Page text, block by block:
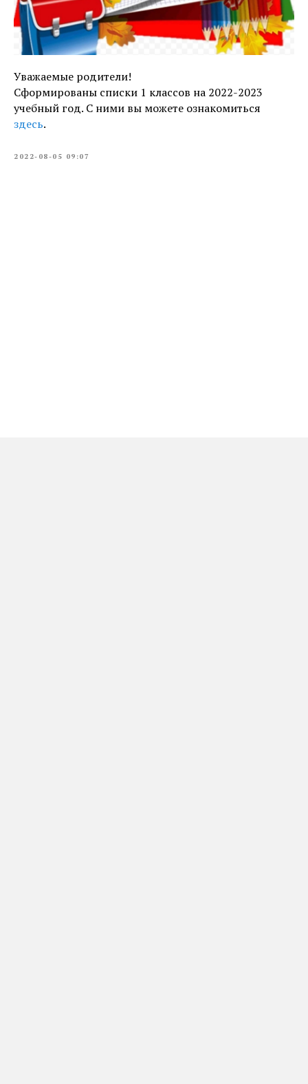
Уважаемые родители!
Сформированы списки 1 классов на 2022-2023
учебный год. С ними вы можете ознакомиться
здесь.
2022-08-05 09:07